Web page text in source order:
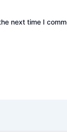
next time I